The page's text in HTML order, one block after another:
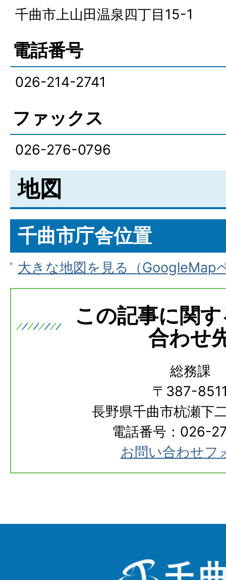
千曲市上山田温泉四丁目15-1
電話番号
026-214-2741
ファックス
026-276-0796
地図
千曲市庁舎位置
大きな地図を見る（GoogleMap
この記事に関
合わせ
総務課
〒387-
長野県千曲市杭瀬下
電話番号：026-
お問い合わせフ
千